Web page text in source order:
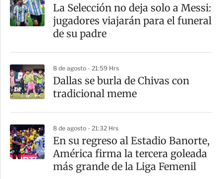
La Selección no deja solo a Messi:
jugadores viajarán para el funeral
de su padre
8 de agosto - 21:59 Hrs
Dallas se burla de Chivas con
tradicional meme
8 de agosto - 21:32 Hrs
En su regreso al Estadio Banorte,
América firma la tercera goleada
más grande de la Liga Femenil